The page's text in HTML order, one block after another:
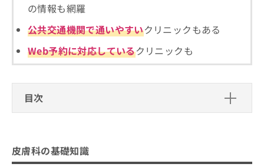
の情報も網羅
公共交通機関で通いやすいクリニックもある
Web予約に対応しているクリニックも
目次
皮膚科を受診する目安
皮膚科クリニック、どうやって選べばいい？
皮膚科の基礎知識
クリ
クの
約・
症状
相談
はで
きま
承く
ださ
料
報
拡
申
み
は
料
の
請
ら